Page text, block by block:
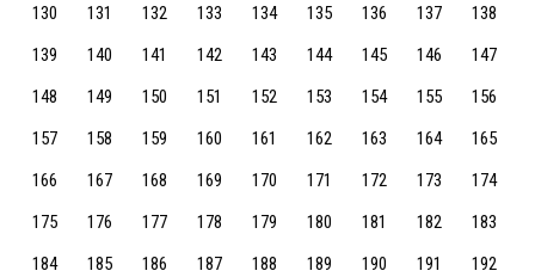
130
131 132 133 134 135 136 137
138
139
140 141 142 143 144 145 146
147
148
149 150 151 152 153 154 155
156
157
158 159 160 161 162 163 164
165
166
167 168 169 170 171 172 173
174
175
176 177 178 179 180 181 182
183
184
185 186 187 188 189 190 191 192